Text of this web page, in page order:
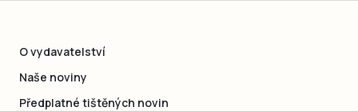
O vydavatelství
Naše noviny
Předplatné tištěných novin